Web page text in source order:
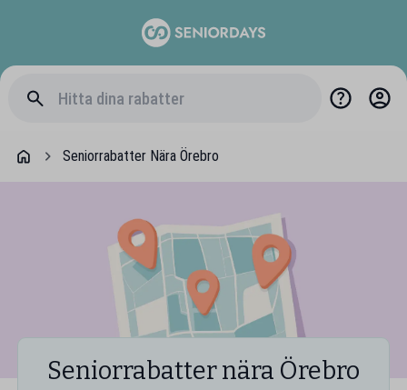
Seniorrabatter Nära Örebro
Seniorrabatter nära Örebro